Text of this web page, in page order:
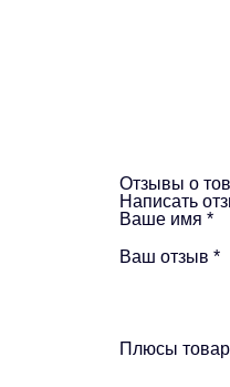
Отзывы о
Написать
Ваше имя *
Ваш отзыв *
Плюсы